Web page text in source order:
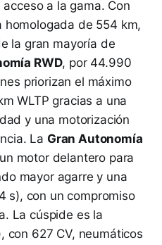
a la gama. Con
homologada de 554 km,
la gran mayoría de
RWD, por 44.990
priorizan el máximo
WLTP gracias a una
y una motorización
La Gran Autonomía
motor delantero para
mayor agarre y una
s), con un compromiso
La cúspide es la
con 627 CV, neumáticos